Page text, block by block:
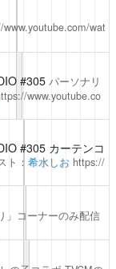
www.youtube.com/wat
#305 パーソナリ
www.youtube.co
#305 カーテンコ
ト： 希水しお https://
」コーナーのみ配信